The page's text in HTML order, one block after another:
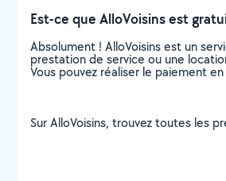
Est-ce que AlloVoisins est
Absolument ! AlloVoisins est un
prestation de service ou une
Vous pouvez réaliser le paiement
Sur AlloVoisins, trouvez toutes les